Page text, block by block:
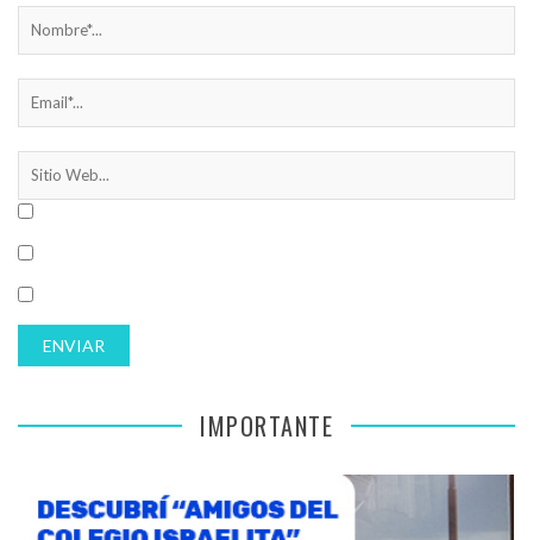
IMPORTANTE